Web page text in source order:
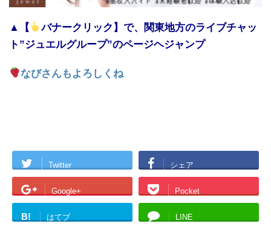
▲【
バナークリック】で、関東地方のライブチャッ
ト”ジュエルグループ”のページヘジャンプ
なびさんもよろしくね
Twitter シェア
Google+ Pocket
B! はてブ LINE